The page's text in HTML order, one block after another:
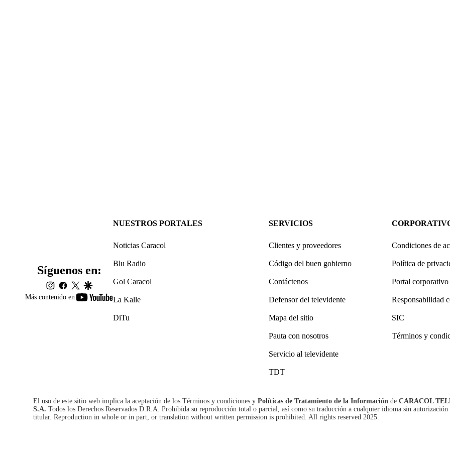
Más contenido en
youtube-
Síguenos en:
instagram
facebook
twittergoogle
NUESTROS PORTALES
Noticias Caracol
Blu Radio
Gol Caracol
La Kalle
DiTu
SERVICIOS
Clientes y proveedores
Código del buen gobierno
Contáctenos
Defensor del televidente
Mapa del sitio
Pauta con nosotros
Servicio al televidente
TDT
Condiciones de
Política de
Portal corporativo
Responsabilidad
SIC
Términos y
El uso de este sitio web implica la aceptación de los Términos y condiciones y Políticas de Tratamiento de la Información de CARACOL
S.A. Todos los Derechos Reservados D.R.A. Prohibida su reproducción total o parcial, así como su traducción a cualquier idioma sin autorización
titular. Reproduction in whole or in part, or translation without written permission is prohibited. All rights reserved 2025.